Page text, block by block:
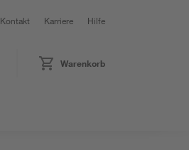
Kontakt Karriere Hilfe
Warenkorb